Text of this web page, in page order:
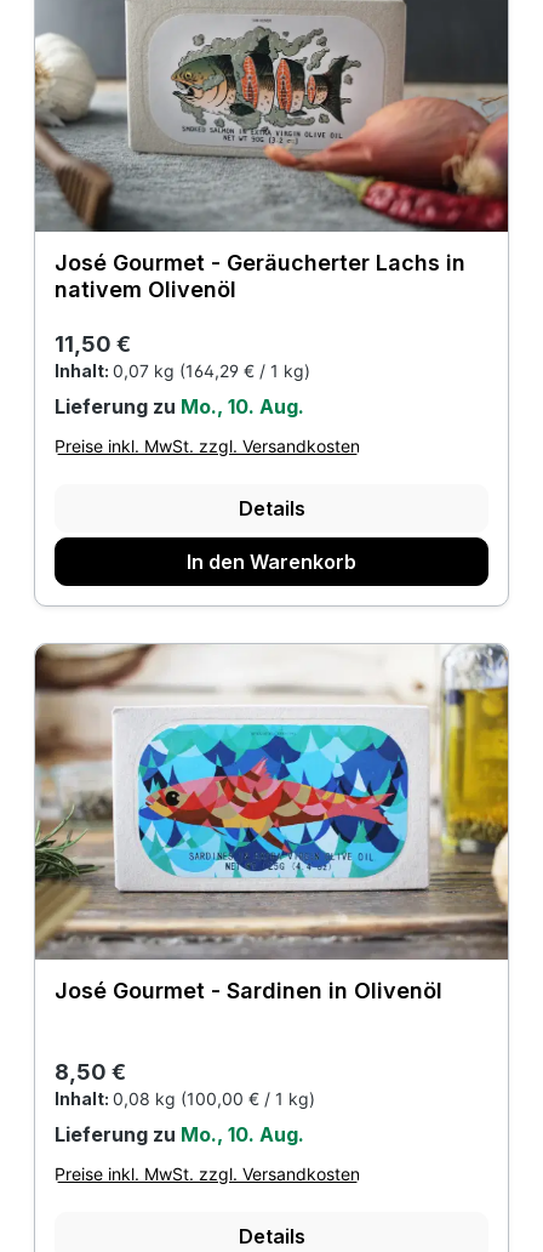
José Gourmet - Geräucherter Lachs in
nativem Olivenöl
Regulärer Preis:
11,50 €
Inhalt: 0,07 kg (164,29 € / 1 kg)
Lieferung zu Mo., 10. Aug.
Preise inkl. MwSt. zzgl. Versandkosten
Details
In den Warenkorb
José Gourmet - Sardinen in Olivenöl
Regulärer Preis:
8,50 €
Inhalt: 0,08 kg (100,00 € / 1 kg)
Lieferung zu Mo., 10. Aug.
Preise inkl. MwSt. zzgl. Versandkosten
Details